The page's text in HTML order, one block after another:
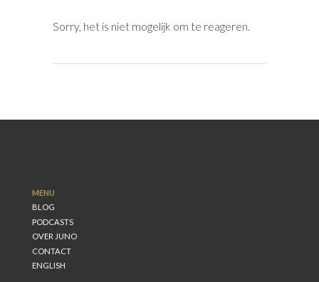
Sorry, het is niet mogelijk om te reageren.
MENU
BLOG
PODCASTS
OVER JUNO
CONTACT
ENGLISH